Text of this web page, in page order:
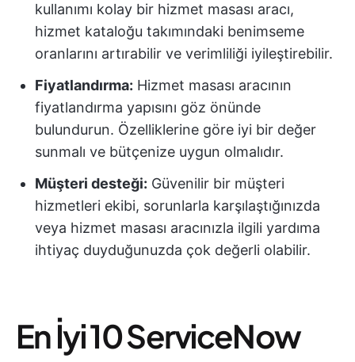
kullanımı kolay bir hizmet masası aracı,
hizmet kataloğu takımındaki benimseme
oranlarını artırabilir ve verimliliği iyileştirebilir.
Fiyatlandırma: Hizmet masası aracının
fiyatlandırma yapısını göz önünde
bulundurun. Özelliklerine göre iyi bir değer
sunmalı ve bütçenize uygun olmalıdır.
Müşteri desteği: Güvenilir bir müşteri
hizmetleri ekibi, sorunlarla karşılaştığınızda
veya hizmet masası aracınızla ilgili yardıma
ihtiyaç duyduğunuzda çok değerli olabilir.
En İyi 10 ServiceNow